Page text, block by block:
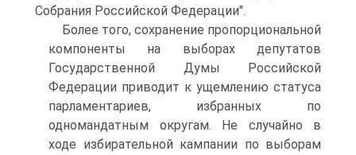
Собрания Российской Федерации".
Более того, сохранение пропорциональной
компоненты на выборах депутатов
Государственной Думы Российской
Федерации приводит к ущемлению статуса
парламентариев, избранных по
одномандатным округам. Не случайно в
ходе избирательной кампании по выборам